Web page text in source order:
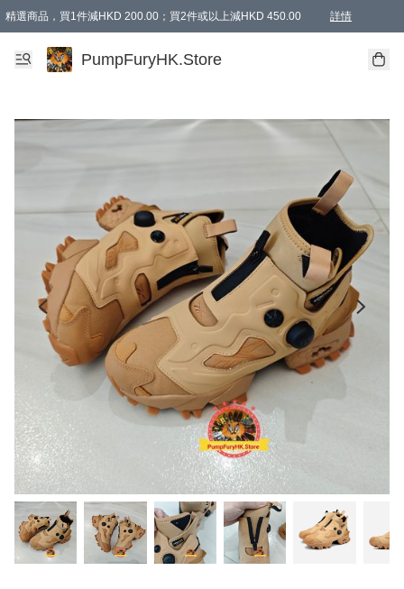
精選商品，買1件減HKD 200.00；買2件或以上減HKD 450.00 詳情
AAPE商品,會員專享9折或以上（按會員等級）AAPE products, members can
精選商品，任選買2件或以上減HKD 100.00
購物滿 HKD 800.00即享免運費優惠！（適用於 特定的送貨方式 )
PumpFuryHK.Store